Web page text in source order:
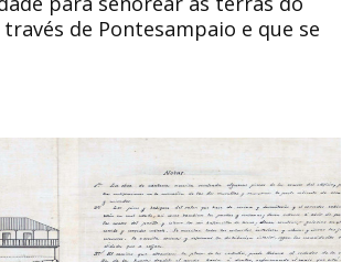
de Pontesampaio e que se